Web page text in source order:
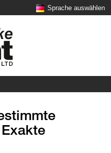
Sprache auswählen